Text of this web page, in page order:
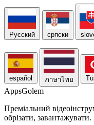
Русский српски
español ภาษาไทย
AppsGolem
Преміальний
обрізати,